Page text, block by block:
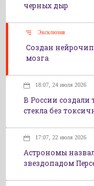
черных дыр
Эксклюзив
Создан
мозга
18:07, 24 июля 2026
В России создали
стекла без
17:07, 22 июля 2026
Астрономы
звездопадом